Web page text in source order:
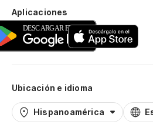
Aplicaciones
Ubicación e idioma
Hispanoamérica